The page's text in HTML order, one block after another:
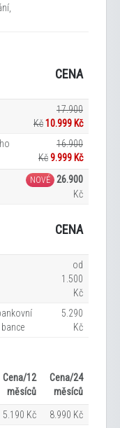
CENA
17.900
Kč10.999 Kč
16.900
Kč9.999 Kč
NOVÉ
26.900
Kč
CENA
od
1.500
Kč
5.290
Kč
Cena/12
měsíců
Cena/24
měsíců
5.190 Kč
8.990 Kč